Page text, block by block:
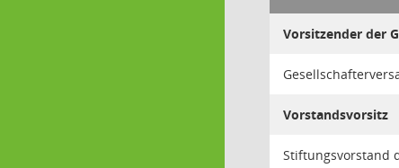
Vorsitzender der
Vorstandsvorsitz
Stiftungsvorstand